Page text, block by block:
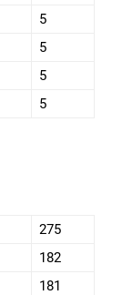
5
5
5
5
275
182
181